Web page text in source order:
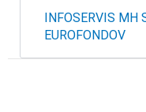
INFOSERVIS MH
EUROFONDOV